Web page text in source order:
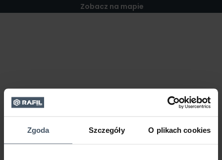
Zgoda Szczegóły O plikach cookies
Zobacz na mapie